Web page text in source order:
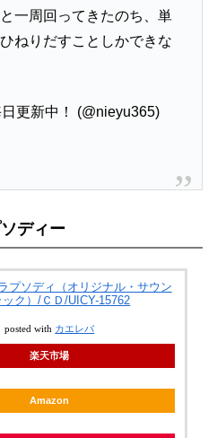
一周回ってきたのち、単
ねりだすことしかできな
更新中！ (@nieyu365)
ディー
プソディ（オリジナル・サウン
ック）/ＣＤ/UICY-15762
posted with カエレバ
楽天市場
Amazon